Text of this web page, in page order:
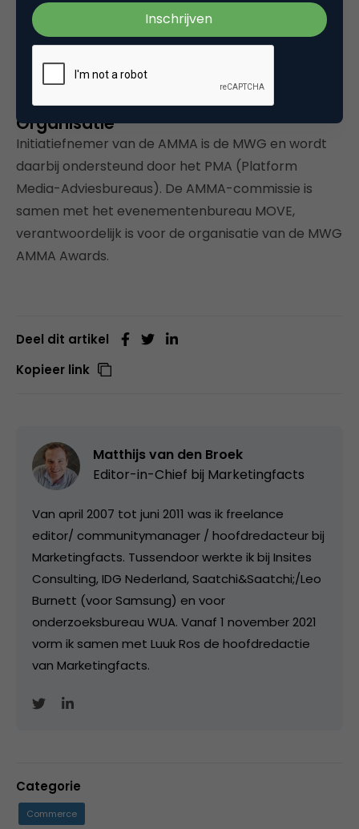
Marco Gijssen (Discovery Communications
Benelux)
Martijn Regtvoort (Persgroep)
Organisatie
Initiatiefnemer van de AMMA is de MWG en wordt
daarbij ondersteund door het PMA (Platform
Media-Adviesbureaus). De AMMA-commissie is
samen met het evenementenbureau MOVE,
verantwoordelijk is voor de organisatie van de MWG
AMMA Awards.
Deel dit artikel
Kopieer link
Matthijs van den Broek
Editor-in-Chief bij Marketingfacts
Van april 2007 tot juni 2011 was ik freelance
editor/ communitymanager / hoofdredacteur bij
Marketingfacts. Tussendoor werkte ik bij Insites
Consulting, IDG Nederland, Saatchi&Saatchi;/Leo
Burnett (voor Samsung) en voor
onderzoeksbureau WUA. Vanaf 1 november 2021
vorm ik samen met Luuk Ros de hoofdredactie
van Marketingfacts.
Categorie
Commerce